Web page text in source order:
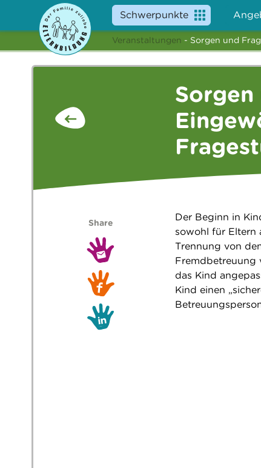
Schwerpunkte
Veranstaltungen - Sorgen und
Sorgen
Der Beginn in
sowohl für Eltern
Trennung von
Fremdbetreuung
das Kind
Kind einen
Share